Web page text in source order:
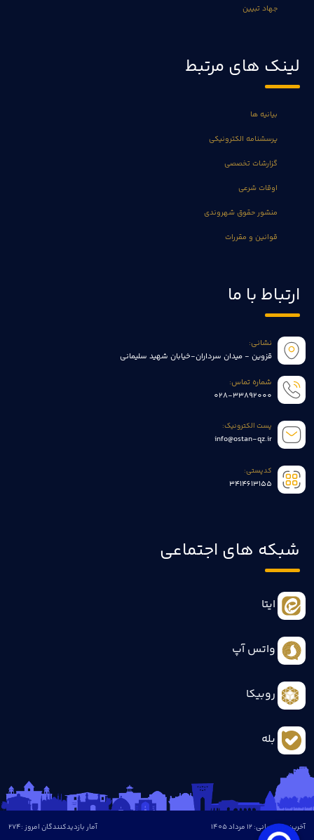
جهاد تبیین
لینک های مرتبط
بیانیه ها
پرسشنامه الکترونیکی
گزارشات تخصصی
اوقات شرعی
منشور حقوق شهروندی
قوانین و مقررات
ارتباط با ما
نشانی:
قزوین - میدان سرداران-خیابان شهید سلیمانی
شماره تماس:
028-33892000
پست الکترونیک:
info@ostan-qz.ir
کدپستی:
3414613155
شبکه های اجتماعی
ایتا
واتس آپ
روبیکا
بله
آخرین بروزرسانی: 12 مرداد 1405 آمار بازدیدکنندگان امروز :274